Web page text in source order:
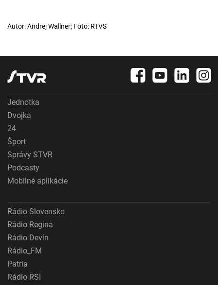
Autor: Andrej Wallner; Foto: RTVS
Jednotka
Dvojka
24
Šport
Správy STVR
Podcasty
Mobilné aplikácie
Rádio Slovensko
Rádio Regina
Rádio Devín
Rádio_FM
Patria
Rádio RSI